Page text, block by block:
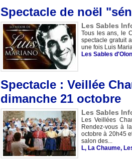
Spectacle de noël
Les Sables
Tous les ans, le
spectacle gratuit
une fois Luis
Les Sables
Spectacle : Veillée
dimanche 21 octobre
Les Sables
Les Veillées
Rendez-vous à
octobre à 20h45
salon des...
L, La Chaume,